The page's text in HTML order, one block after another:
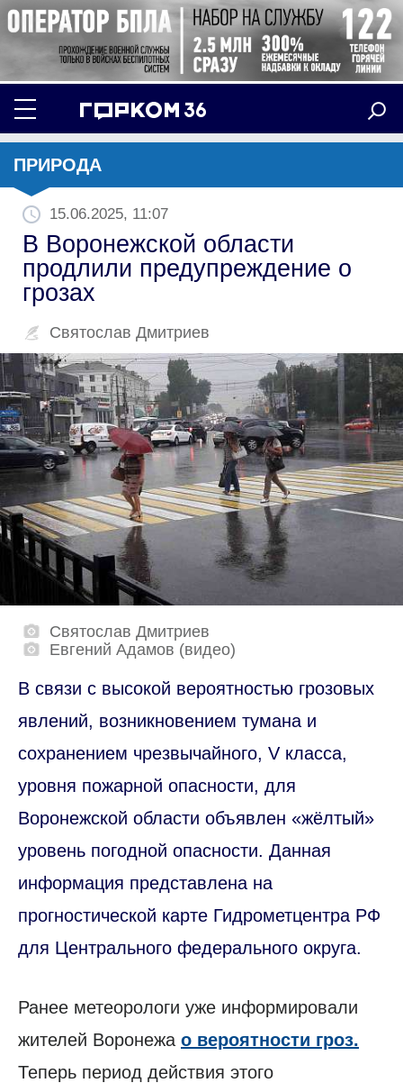
ПРИРОДА
15.06.2025, 11:07
В Воронежской области
продлили предупреждение о
грозах
Святослав Дмитриев
Святослав Дмитриев
Евгений Адамов (видео)
В связи с высокой вероятностью грозовых
явлений, возникновением тумана и
сохранением чрезвычайного, V класса,
уровня пожарной опасности, для
Воронежской области объявлен «жёлтый»
уровень погодной опасности. Данная
информация представлена на
прогностической карте Гидрометцентра РФ
для Центрального федерального округа.
Ранее метеорологи уже информировали
жителей Воронежа о вероятности гроз.
Теперь период действия этого